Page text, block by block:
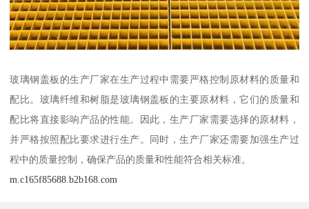
玻璃钢盖板的生产厂家在生产过程中需要严格控制原材料的质量和
配比。玻璃纤维和树脂是玻璃钢盖板的主要原材料，它们的质量和
配比将直接影响产品的性能。因此，生产厂家需要选择的原材料，
并严格按照配比要求进行生产。同时，生产厂家还需要加强生产过
程中的质量控制，确保产品的质量和性能符合相关标准。
m.c165f85688.b2b168.com